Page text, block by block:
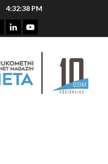
4:32:39 PM